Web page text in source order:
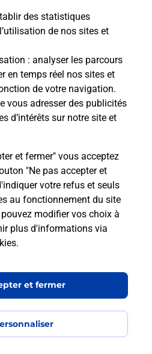
des statistiques
de nos sites et
: analyser les parcours
en temps réel nos sites et
de votre navigation.
vous adresser des publicités
d’intérêts sur notre site et
et fermer" vous acceptez
"Ne pas accepter et
votre refus et seuls
au fonctionnement du site
modifier vos choix à
plus d'informations via
.
et fermer
participe-t-elle
quotidien ?
code de la route
quelles
GROSPIERRES
conforme